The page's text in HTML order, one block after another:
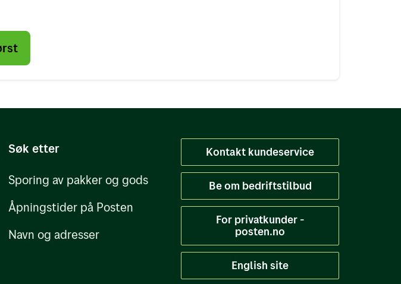
Søk etter
Sporing av pakker og gods
Åpningstider på Posten
Navn og adresser
Kontakt kundeservice
Be om bedriftstilbud
For privatkunder -
posten.no
English site